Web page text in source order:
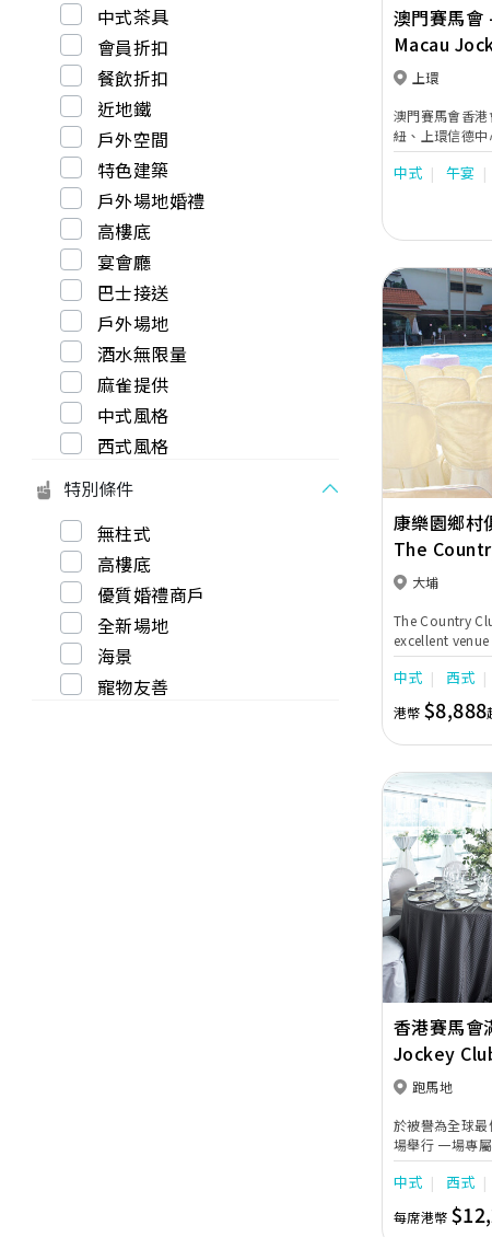
中式茶具
會員折扣
餐飲折扣
近地鐵
戶外空間
特色建築
戶外場地婚禮
高樓底
宴會廳
巴士接送
戶外場地
酒水無限量
麻雀提供
中式風格
西式風格
特別條件
無柱式
高樓底
優質婚禮商戶
全新場地
海景
寵物友善
澳門賽馬會
Macau
Restaurant
上環
澳門賽馬會香
紐、上環信德
內有三家各具
新人選用，總面
的喜月上海料理
中式 午宴
Previous
康樂園鄉村
The
Yuen
大埔
The Country
excellent
wedding
wedding
Hong Kong
their civil
cocktail
assist you
ensuring your
中式 西式
港幣$8,888
Previous
香港賽馬會
Jockey
Restaurant
跑馬地
於被譽為全球
場舉行 一場專
會廳提供不同
房俯瞰馬場景色
中式 西式
每席港幣